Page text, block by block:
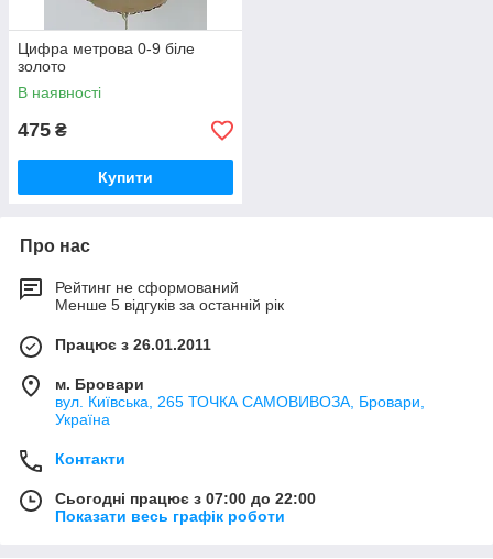
Цифра метрова 0-9 біле
золото
В наявності
475 ₴
Купити
Про нас
Рейтинг не сформований
Менше 5 відгуків за останній рік
Працює з 26.01.2011
м. Бровари
вул. Київська, 265 ТОЧКА САМОВИВОЗА, Бровари,
Україна
Контакти
Сьогодні працює з 07:00 до 22:00
Показати весь графік роботи